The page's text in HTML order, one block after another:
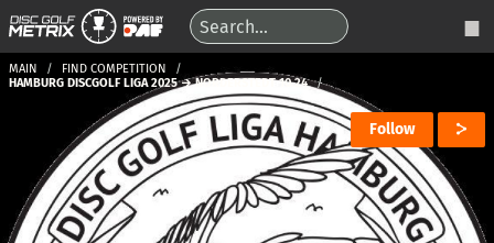
MAIN
FIND COMPETITION
HAMBURG DISCGOLF LIGA 2025 → NORDERSTEDT 10.24
Follow